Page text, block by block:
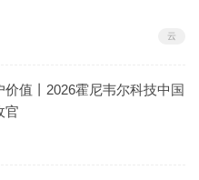
云
价值丨2026霍尼韦尔科技中国
官